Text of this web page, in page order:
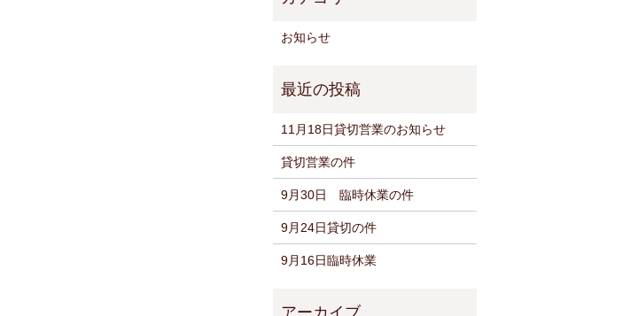
お知らせ
11月18日貸切営業のお知らせ
貸切営業の件
9月30日 臨時休業の件
9月24日貸切の件
9月16日臨時休業